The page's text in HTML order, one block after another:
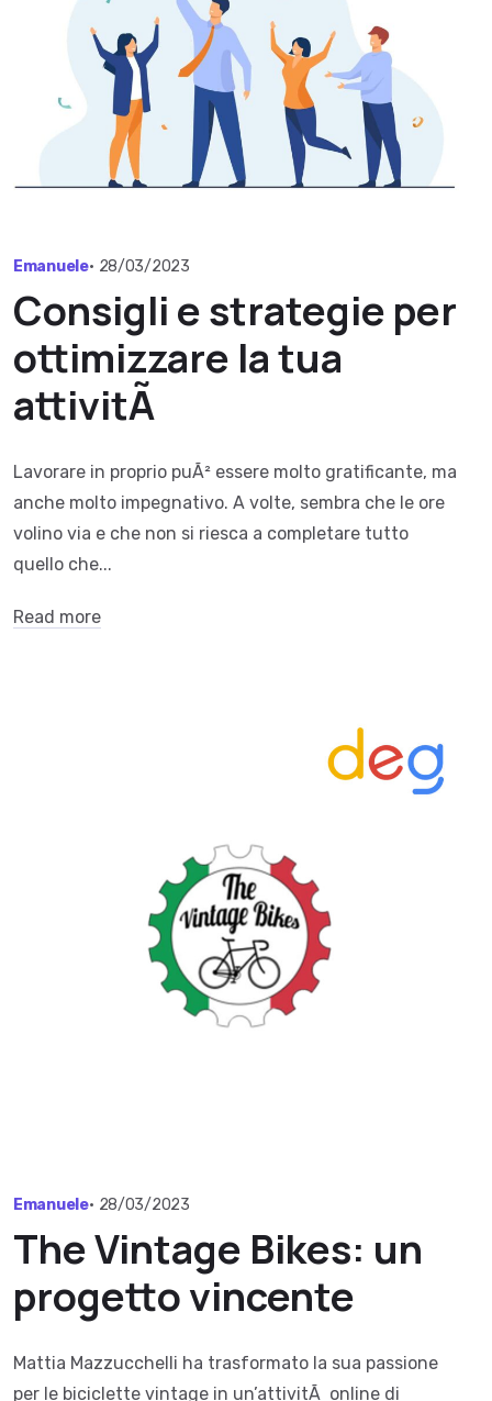
Emanuele• 28/03/2023
Consigli e strategie per
ottimizzare la tua
attivitÃ
Lavorare in proprio puÃ² essere molto gratificante, ma
anche molto impegnativo. A volte, sembra che le ore
volino via e che non si riesca a completare tutto
quello che...
Read more
Emanuele• 28/03/2023
The Vintage Bikes: un
progetto vincente
Mattia Mazzucchelli ha trasformato la sua passione
per le biciclette vintage in un’attivitÃ online di